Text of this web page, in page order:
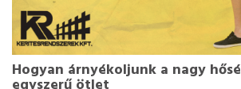
Hogyan árnyékoljunk a nagy